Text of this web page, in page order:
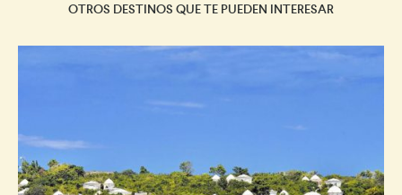
OTROS DESTINOS QUE TE PUEDEN INTERESAR